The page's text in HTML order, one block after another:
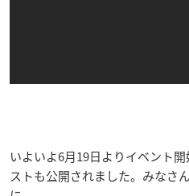
いよいよ6月19日よりイベント
ストも公開されました。みなさ